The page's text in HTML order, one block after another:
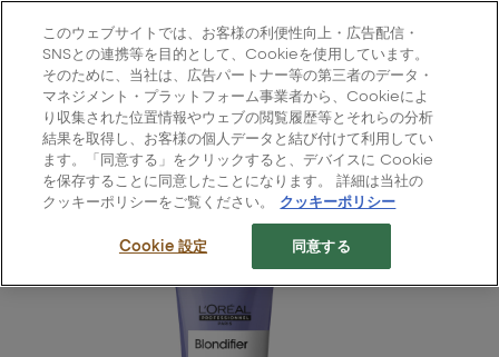
L'Oréal Professionnel Paris
Site Menu
ホーム > すべての製品 ヘアケア >
ブロンディファイアー: コンディショナー
このウェブサイトでは、お客様の利便性向上・広告配信・
SNSとの連携等を目的として、Cookieを使用しています。
そのために、当社は、広告パートナー等の第三者のデータ・
マネジメント・プラットフォーム事業者から、Cookieによ
り収集された位置情報やウェブの閲覧履歴等とそれらの分析
結果を取得し、お客様の個人データと結び付けて利用してい
ます。「同意する」をクリックすると、デバイスに Cookie
を保存することに同意したことになります。 詳細は当社の
クッキーポリシーをご覧ください。
クッキーポリシー
Cookie 設定 同意する